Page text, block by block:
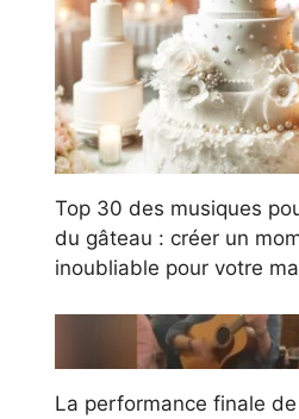
Top 30 des musiques
du gâteau : créer un
inoubliable pour votre
La performance finale de